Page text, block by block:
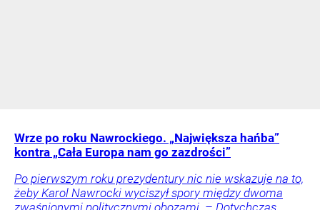
Wrze po roku Nawrockiego. „Największa hańba”
kontra „Cała Europa nam go zazdrości”
Po pierwszym roku prezydentury nic nie wskazuje na to,
żeby Karol Nawrocki wyciszył spory między dwoma